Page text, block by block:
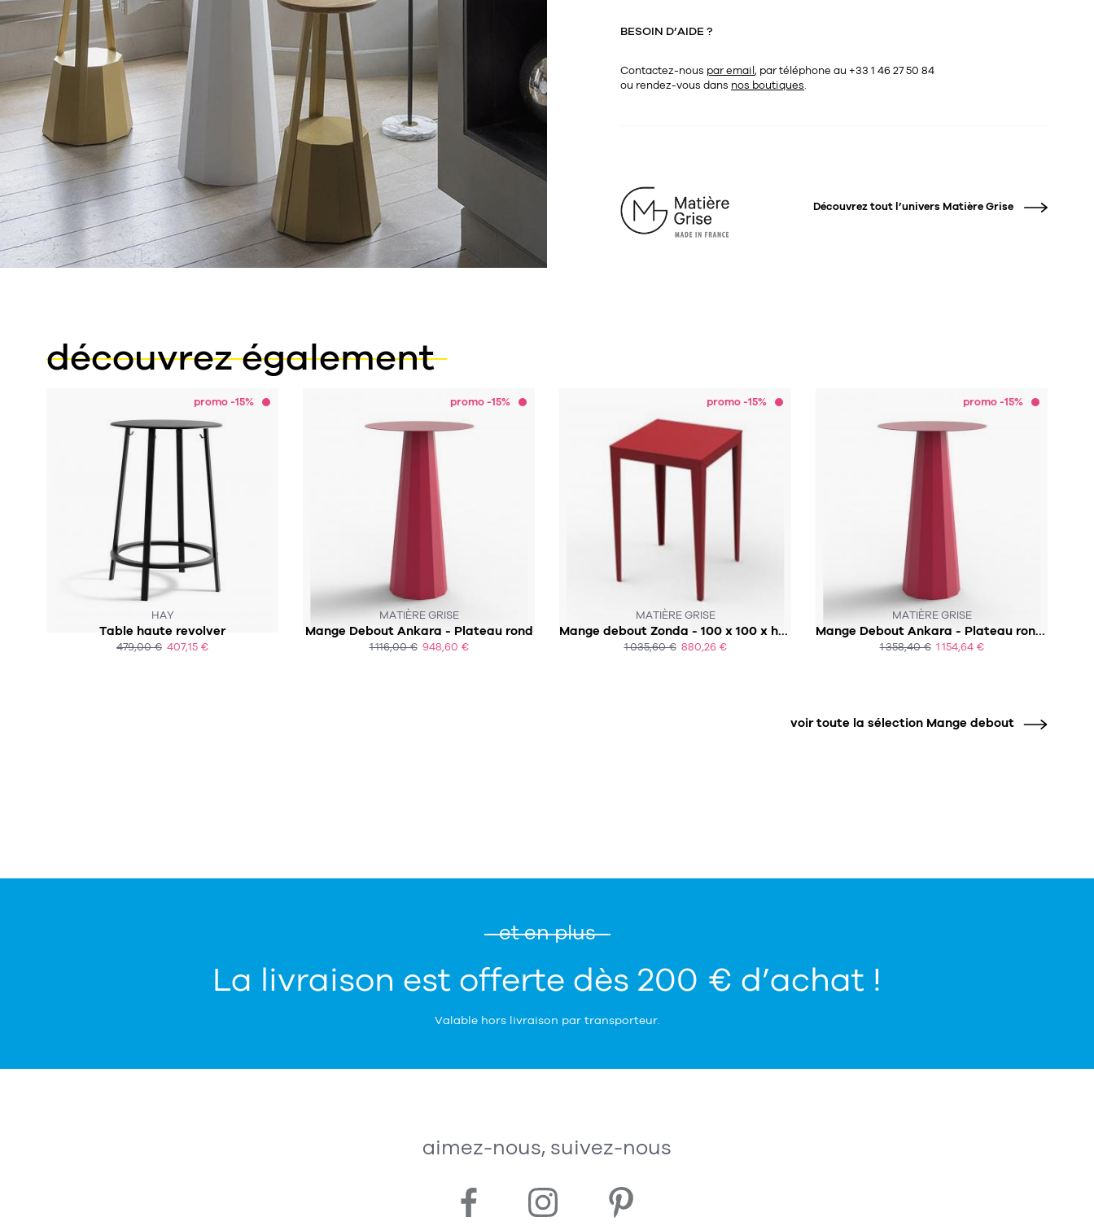
BESOIN D’AIDE ?
Contactez-nous par email, par téléphone au +33 1 46 27 50 84
ou rendez-vous dans nos boutiques.
Découvrez tout l’univers Matière Grise
découvrez également
promo -15%
HAY
Table haute revolver
479,00 € 407,15 €
promo -15%
MATIÈRE GRISE
Mange Debout Ankara - Plateau rond
1 116,00 € 948,60 €
SOUS 6-7 SEMAINES
promo -15%
MATIÈRE GRISE
Mange debout Zonda - 100 x 100 x h90 cm
1 035,60 € 880,26 €
SOUS 4-5 SEMAINES
promo -15%
MATIÈRE GRISE
Mange Debout Ankara - Plateau rond - Outdoor
1 358,40 € 1 154,64 €
SOUS 6/7 SEMAINES
voir toute la sélection Mange debout
et en plus
La livraison est offerte dès 200 € d’achat !
Valable hors livraison par transporteur.
aimez-nous, suivez-nous